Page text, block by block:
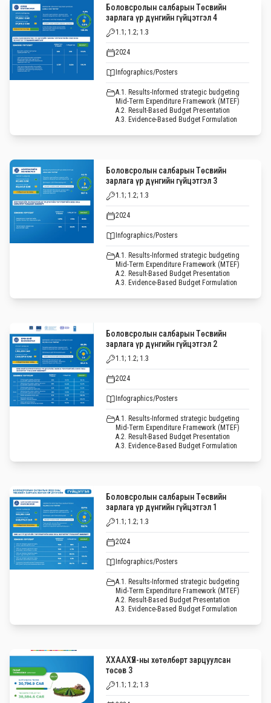
Боловсролын салбарын Төсвийн
зарлага үр дүнгийн гүйцэтгэл 4
1.1; 1.2; 1.3
2024
Infographics/Posters
A.1. Results-Informed strategic budgeting
Mid-Term Expenditure Framework (MTEF)
A.2. Result-Based Budget Presentation
A.3. Evidence-Based Budget Formulation
Боловсролын салбарын Төсвийн
зарлага үр дүнгийн гүйцэтгэл 3
1.1; 1.2; 1.3
2024
Infographics/Posters
A.1. Results-Informed strategic budgeting
Mid-Term Expenditure Framework (MTEF)
A.2. Result-Based Budget Presentation
A.3. Evidence-Based Budget Formulation
Боловсролын салбарын Төсвийн
зарлага үр дүнгийн гүйцэтгэл 2
1.1; 1.2; 1.3
2024
Infographics/Posters
A.1. Results-Informed strategic budgeting
Mid-Term Expenditure Framework (MTEF)
A.2. Result-Based Budget Presentation
A.3. Evidence-Based Budget Formulation
Боловсролын салбарын Төсвийн
зарлага үр дүнгийн гүйцэтгэл 1
1.1; 1.2; 1.3
2024
Infographics/Posters
A.1. Results-Informed strategic budgeting
Mid-Term Expenditure Framework (MTEF)
A.2. Result-Based Budget Presentation
A.3. Evidence-Based Budget Formulation
ХХААХҮЯ-ны хөтөлбөрт зарцуулсан
төсөв 3
1.1; 1.2; 1.3